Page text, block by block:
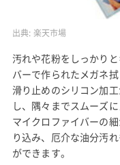
出典: 楽天市場
汚れや花粉をしっかり
バーで作られたメガネ拭
滑り止めのシリコン加
し、隅々までスムーズ
マイクロファイバーの
り込み、厄介な油分汚
ができます。